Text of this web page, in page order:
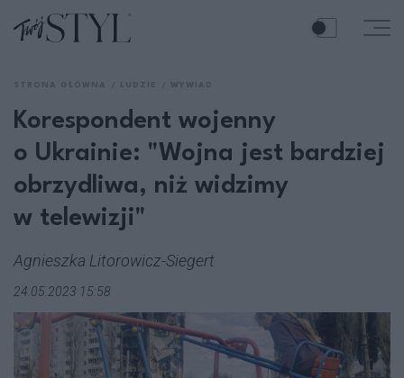
Korespondent wojenny
o Ukrainie: "Wojna jest bardziej
obrzydliwa, niż widzimy
w telewizji"
Agnieszka Litorowicz-Siegert
24.05.2023 15:58